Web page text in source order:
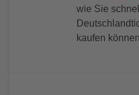
wie Sie
kaufen